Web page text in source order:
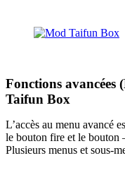
Fonctions avancées
Taifun Box
L’accès au menu avancé
le bouton fire et le bouton
Plusieurs menus et sous-